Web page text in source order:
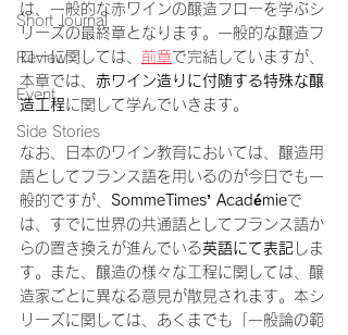
Short Journal
Review
Event
Side Stories
は、一般的な赤ワインの醸造フローを学ぶシ
リーズの最終章となります。一般的な醸造フ
ローに関しては、 前章で完結していますが、
本章では、 赤ワイン造りに付随する特殊な醸
造工程に関して学んでいきます。
なお、日本のワイン教育においては、醸造用
語としてフランス語を用いるのが今日でも一
般的ですが、 SommeTimes’ Académieで
は、すでに世界の共通語としてフランス語か
らの置き換えが進んでいる英語にて表記 しま
す。また、醸造の様々な工程に関しては、醸
造家ごとに異なる意見が散見されます。本シ
リーズに関しては、あくまでも「一般論の範